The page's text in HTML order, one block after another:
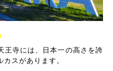
王寺には、日本一の高さを誇
スがあります。